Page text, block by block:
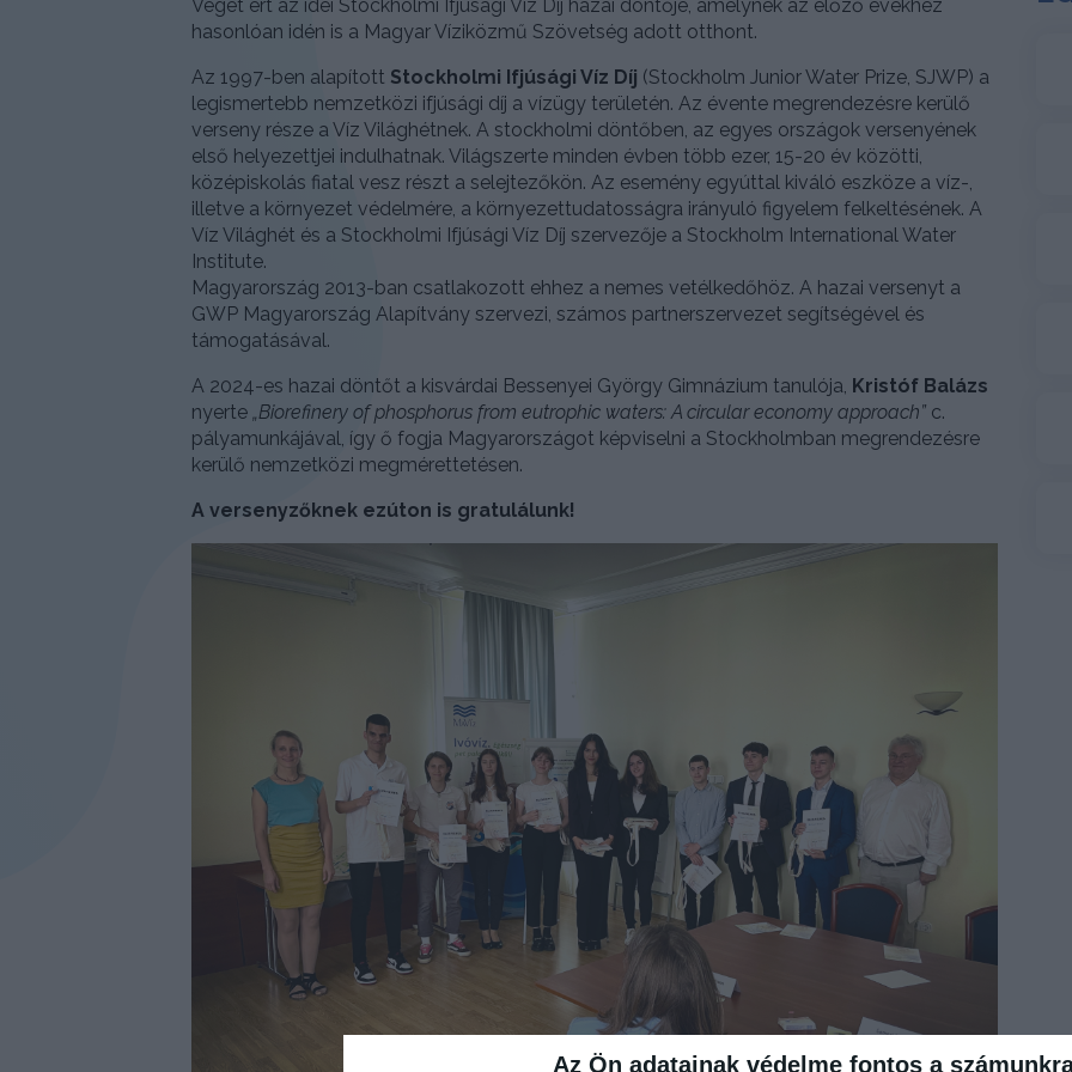
Az Ön adatainak védelme fontos a
Véget ért az idei Stockholmi Ifjúsági Víz Díj hazai döntője, amelynek az előző évekhez
hasonlóan idén is a Magyar Víziközmű Szövetség adott otthont.
Az 1997-ben alapított Stockholmi Ifjúsági Víz Díj (Stockholm Junior Water Prize, SJWP) a
legismertebb nemzetközi ifjúsági díj a vízügy területén. Az évente megrendezésre kerülő
verseny része a Víz Világhétnek. A stockholmi döntőben, az egyes országok versenyének
első helyezettjei indulhatnak. Világszerte minden évben több ezer, 15-20 év közötti,
középiskolás fiatal vesz részt a selejtezőkön. Az esemény egyúttal kiváló eszköze a víz-,
illetve a környezet védelmére, a környezettudatosságra irányuló figyelem felkeltésének. A
Víz Világhét és a Stockholmi Ifjúsági Víz Díj szervezője a Stockholm International Water
Institute.
Magyarország 2013-ban csatlakozott ehhez a nemes vetélkedőhöz. A hazai versenyt a
GWP Magyarország Alapítvány szervezi, számos partnerszervezet segítségével és
támogatásával.
A 2024-es hazai döntőt a kisvárdai Bessenyei György Gimnázium tanulója, Kristóf Balázs
nyerte „Biorefinery of phosphorus from eutrophic waters: A circular economy approach” c.
pályamunkájával, így ő fogja Magyarországot képviselni a Stockholmban megrendezésre
kerülő nemzetközi megmérettetésen.
A versenyzőknek ezúton is gratulálunk!